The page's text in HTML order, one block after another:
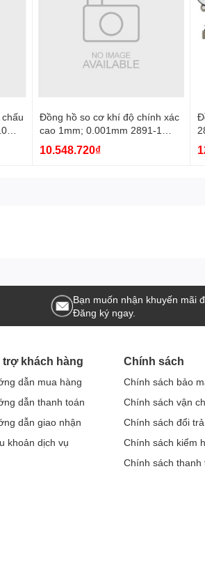
Đồng hồ so cơ khí độ chính xác
cao 1mm; 0.001mm 2891-1
Insize
10.548.720₫
Bạn muốn nhận khuyến mãi
Đăng ký ngay.
trợ khách hàng
dẫn mua hàng
dẫn thanh toán
dẫn giao nhận
khoản dịch vụ
Chính sách
Chính sách bảo
Chính sách vận
Chính sách đổi trả
Chính sách kiểm
Chính sách thanh